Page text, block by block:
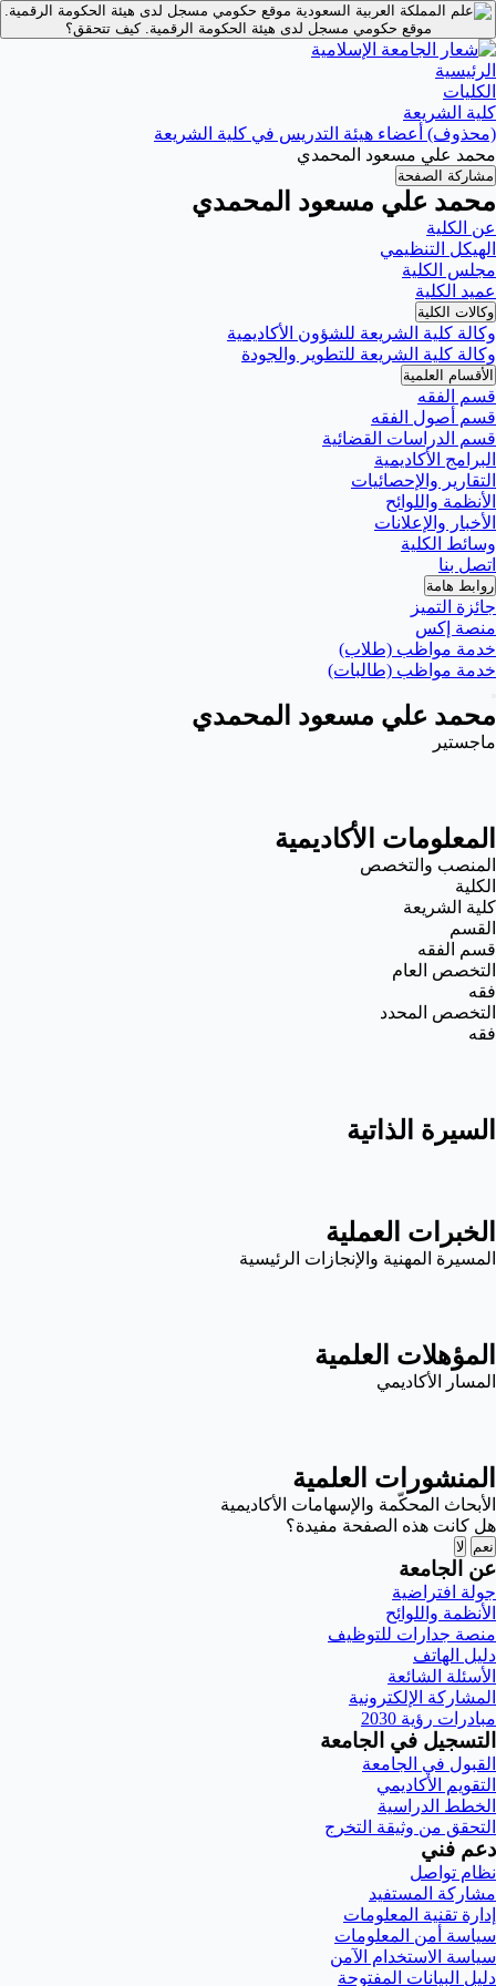
موقع حكومي مسجل لدى هيئة الحكومة الرقمية.
موقع حكومي مسجل لدى هيئة الحكومة الرقمية.كيف تتحقق؟
الرئيسية
الكليات
كلية الشريعة
(محذوف) أعضاء هيئة التدريس في كلية الشريعة
محمد علي مسعود المحمدي
مشاركة الصفحة
محمد علي مسعود المحمدي
عن الكلية
الهيكل التنظيمي
مجلس الكلية
عميد الكلية
وكالات الكلية
وكالة كلية الشريعة للشؤون الأكاديمية
وكالة كلية الشريعة للتطوير والجودة
الأقسام العلمية
قسم الفقه
قسم أصول الفقه
قسم الدراسات القضائية
البرامج الأكاديمية
التقارير والإحصائيات
الأنظمة واللوائح
الأخبار والإعلانات
وسائط الكلية
اتصل بنا
روابط هامة
جائزة التميز
منصة إكس
خدمة مواظب (طلاب)
خدمة مواظب (طالبات)
محمد علي مسعود المحمدي
ماجستير
المعلومات الأكاديمية
المنصب والتخصص
الكلية
كلية الشريعة
القسم
قسم الفقه
التخصص العام
فقه
التخصص المحدد
فقه
السيرة الذاتية
الخبرات العملية
المسيرة المهنية والإنجازات الرئيسية
المؤهلات العلمية
المسار الأكاديمي
المنشورات العلمية
الأبحاث المحكّمة والإسهامات الأكاديمية
هل كانت هذه الصفحة مفيدة؟
نعم لا
عن الجامعة
جولة افتراضية
الأنظمة واللوائح
منصة جدارات للتوظيف
دليل الهاتف
الأسئلة الشائعة
المشاركة الإلكترونية
مبادرات رؤية 2030
التسجيل في الجامعة
القبول في الجامعة
التقويم الأكاديمي
الخطط الدراسية
التحقق من وثيقة التخرج
دعم فني
نظام تواصل
مشاركة المستفيد
إدارة تقنية المعلومات
سياسة أمن المعلومات
سياسة الاستخدام الآمن
دليل البيانات المفتوحة